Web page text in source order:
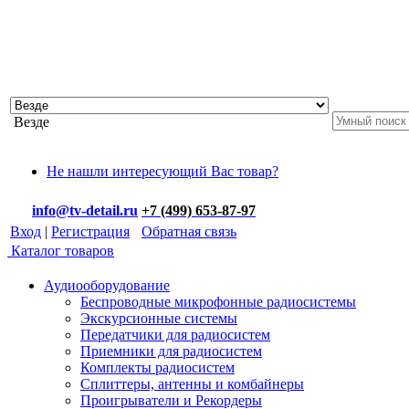
Везде
Не нашли интересующий Вас товар?
info@tv-detail.ru +7 (499) 653-87-97
Вход | Регистрация
Обратная связь
Каталог товаров
Аудиооборудование
Беспроводные микрофонные радиосистемы
Экскурсионные системы
Передатчики для радиосистем
Приемники для радиосистем
Комплекты радиосистем
Сплиттеры, антенны и комбайнеры
Проигрыватели и Рекордеры